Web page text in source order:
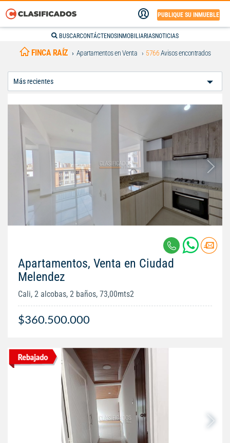
PUBLIQUE SU INMUEBLE
BUSCARCONTÁCTENOS INMOBILIARIASNOTICIAS
FINCA RAÍZ Apartamentos en Venta 5766Avisos encontrados
Apartamentos, Venta en Ciudad
Melendez
Cali, 2 alcobas, 2 baños, 73,00mts2
$360.500.000